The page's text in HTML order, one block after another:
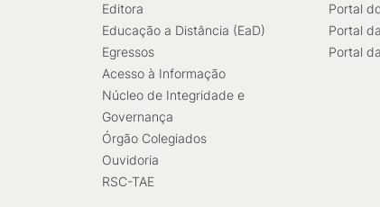
Editora
Educação a Distância (EaD)
Egressos
Acesso à Informação
Núcleo de Integridade e
Governança
Órgão Colegiados
Ouvidoria
RSC-TAE
Portal
Portal
Portal